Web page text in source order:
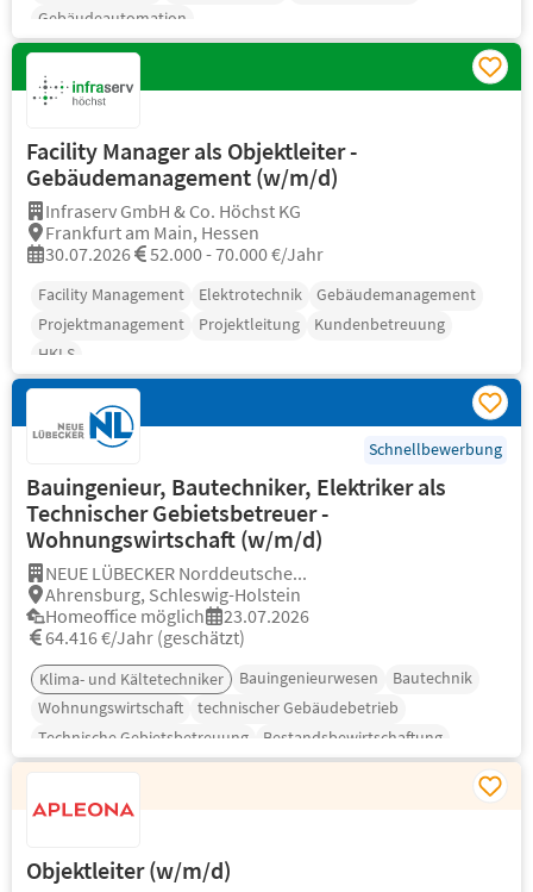
Gebäudeautomation
Facility Manager als Objektleiter -
Gebäudemanagement (w/m/d)
Infraserv GmbH & Co. Höchst KG
Frankfurt am Main, Hessen
30.07.2026
52.000 - 70.000 €/Jahr
Facility Management Elektrotechnik
Gebäudemanagement
Projektmanagement
Projektleitung
Kundenbetreuung
HKLS
Schnellbewerbung
Bauingenieur, Bautechniker, Elektriker als
Technischer Gebietsbetreuer -
Wohnungswirtschaft (w/m/d)
NEUE LÜBECKER Norddeutsche...
Ahrensburg, Schleswig-Holstein
Homeoffice möglich
23.07.2026
64.416 €/Jahr (geschätzt)
Klima- und Kältetechniker Bauingenieurwesen
Bautechnik
Wohnungswirtschaft
technischer Gebäudebetrieb
Technische Gebietsbetreuung
Bestandsbewirtschaftung
Objektleiter (w/m/d)